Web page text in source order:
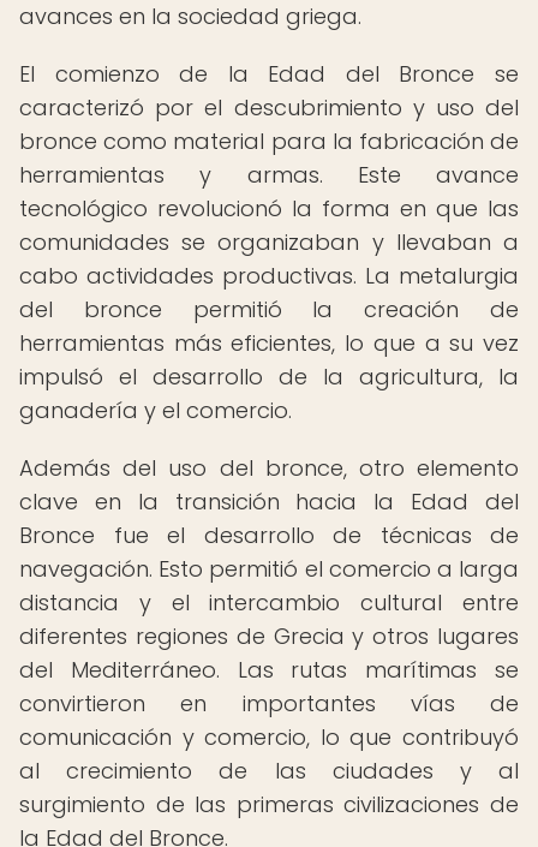
avances en la sociedad griega.
El comienzo de la Edad del Bronce se
caracterizó por el descubrimiento y uso del
bronce como material para la fabricación de
herramientas y armas. Este avance
tecnológico revolucionó la forma en que las
comunidades se organizaban y llevaban a
cabo actividades productivas. La metalurgia
del bronce permitió la creación de
herramientas más eficientes, lo que a su vez
impulsó el desarrollo de la agricultura, la
ganadería y el comercio.
Además del uso del bronce, otro elemento
clave en la transición hacia la Edad del
Bronce fue el desarrollo de técnicas de
navegación. Esto permitió el comercio a larga
distancia y el intercambio cultural entre
diferentes regiones de Grecia y otros lugares
del Mediterráneo. Las rutas marítimas se
convirtieron en importantes vías de
comunicación y comercio, lo que contribuyó
al crecimiento de las ciudades y al
surgimiento de las primeras civilizaciones de
la Edad del Bronce.